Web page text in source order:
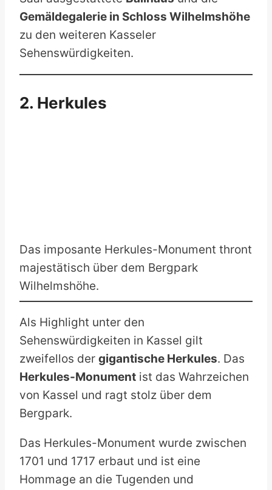
Gemäldegalerie in Schloss Wilhelmshöhe
zu den weiteren Kasseler
Sehenswürdigkeiten.
2. Herkules
Das imposante Herkules-Monument thront
majestätisch über dem Bergpark
Wilhelmshöhe.
Als Highlight unter den
Sehenswürdigkeiten in Kassel gilt
zweifellos der gigantische Herkules. Das
Herkules-Monument ist das Wahrzeichen
von Kassel und ragt stolz über dem
Bergpark.
Das Herkules-Monument wurde zwischen
1701 und 1717 erbaut und ist eine
Hommage an die Tugenden und